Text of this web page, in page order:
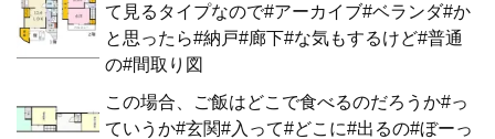
て見るタイプなので#アーカイブ#ベランダ#か
と思ったら#納戸#廊下#な気もするけど#普通
の#間取り図
この場合、ご飯はどこで食べるのだろうか#っ
ていうか#玄関#入って#どこに#出るの#ぼーっ